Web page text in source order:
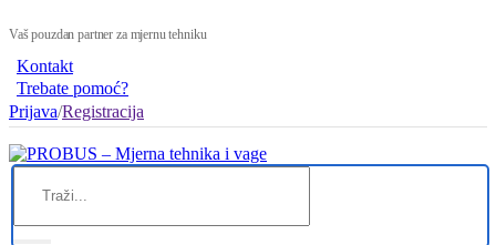
Vaš pouzdan partner za mjernu tehniku
Kontakt
Trebate pomoć?
Prijava/Registracija